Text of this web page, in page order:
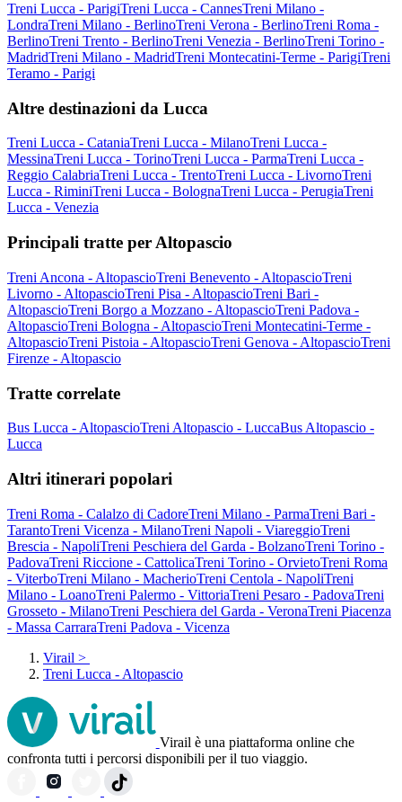
Treni Lucca - ParigiTreni Lucca - CannesTreni Milano -
LondraTreni Milano - BerlinoTreni Verona - BerlinoTreni Roma -
BerlinoTreni Trento - BerlinoTreni Venezia - BerlinoTreni Torino -
MadridTreni Milano - MadridTreni Montecatini-Terme - ParigiTreni
Teramo - Parigi
Altre destinazioni da Lucca
Treni Lucca - CataniaTreni Lucca - MilanoTreni Lucca -
MessinaTreni Lucca - TorinoTreni Lucca - ParmaTreni Lucca -
Reggio CalabriaTreni Lucca - TrentoTreni Lucca - LivornoTreni
Lucca - RiminiTreni Lucca - BolognaTreni Lucca - PerugiaTreni
Lucca - Venezia
Principali tratte per Altopascio
Treni Ancona - AltopascioTreni Benevento - AltopascioTreni
Livorno - AltopascioTreni Pisa - AltopascioTreni Bari -
AltopascioTreni Borgo a Mozzano - AltopascioTreni Padova -
AltopascioTreni Bologna - AltopascioTreni Montecatini-Terme -
AltopascioTreni Pistoia - AltopascioTreni Genova - AltopascioTreni
Firenze - Altopascio
Tratte correlate
Bus Lucca - AltopascioTreni Altopascio - LuccaBus Altopascio -
Lucca
Altri itinerari popolari
Treni Roma - Calalzo di CadoreTreni Milano - ParmaTreni Bari -
TarantoTreni Vicenza - MilanoTreni Napoli - ViareggioTreni
Brescia - NapoliTreni Peschiera del Garda - BolzanoTreni Torino -
PadovaTreni Riccione - CattolicaTreni Torino - OrvietoTreni Roma
- ViterboTreni Milano - MacherioTreni Centola - NapoliTreni
Milano - LoanoTreni Palermo - VittoriaTreni Pesaro - PadovaTreni
Grosseto - MilanoTreni Peschiera del Garda - VeronaTreni Piacenza
- Massa CarraraTreni Padova - Vicenza
Virail >
Treni Lucca - Altopascio
Virail è una piattaforma online che
confronta tutti i percorsi disponibili per il tuo viaggio.